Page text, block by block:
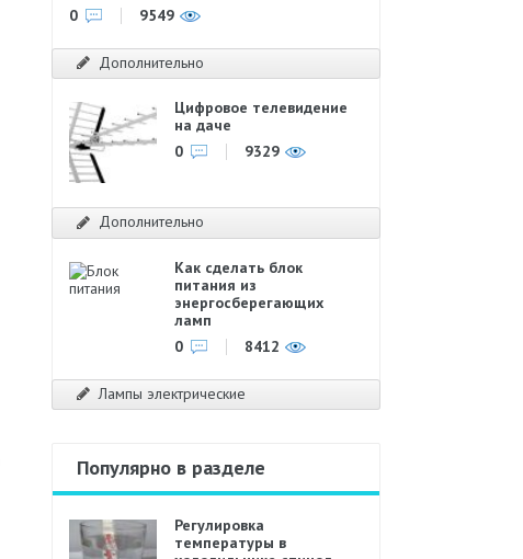
0
9549
Дополнительно
Цифровое телевидение
на даче
0
9329
Дополнительно
Как сделать блок
питания из
энергосберегающих
ламп
0
8412
Лампы электрические
Популярно в разделе
Регулировка
температуры в